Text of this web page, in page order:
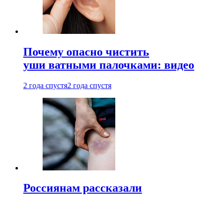
Почему опасно чистить
уши ватными палочками: видео
2 года спустя2 года спустя
Россиянам рассказали